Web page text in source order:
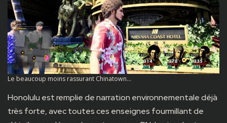
Le beaucoup moins rassurant Chinatown…
Honolulu est remplie de narration environnementale déjà
très forte, avec toutes ces enseignes fourmillant de